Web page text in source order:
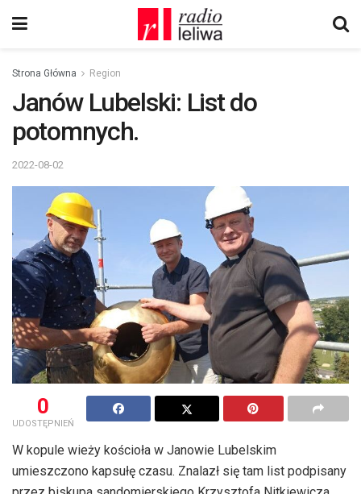
Strona Główna Region
Janów Lubelski: List do
potomnych.
2022-08-02
0
UDOSTĘPNIEŃ
W kopule wieży kościoła w Janowie Lubelskim
umieszczono kapsułę czasu. Znalazł się tam list podpisany